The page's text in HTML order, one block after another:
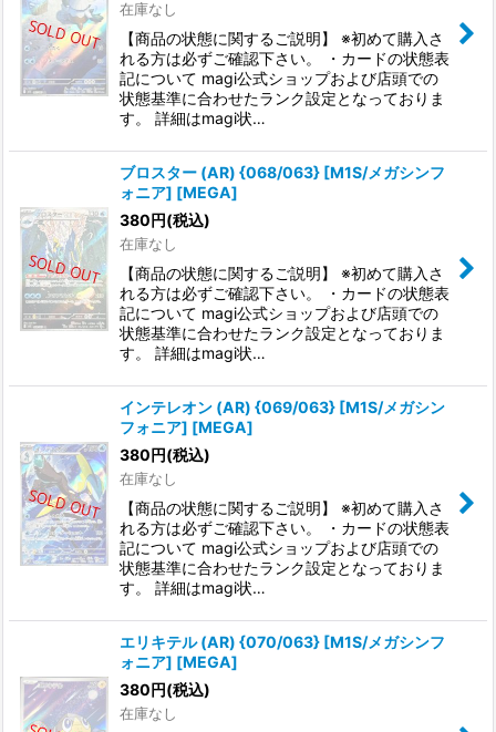
在庫なし
【商品の状態に関するご説明】 ※初めて購入さ
れる方は必ずご確認下さい。 ・カードの状態表
記について magi公式ショップおよび店頭での
状態基準に合わせたランク設定となっておりま
す。 詳細はmagi状…
ブロスター (AR) {068/063} [M1S/メガシンフ
ォニア] [MEGA]
380円(税込)
在庫なし
【商品の状態に関するご説明】 ※初めて購入さ
れる方は必ずご確認下さい。 ・カードの状態表
記について magi公式ショップおよび店頭での
状態基準に合わせたランク設定となっておりま
す。 詳細はmagi状…
インテレオン (AR) {069/063} [M1S/メガシン
フォニア] [MEGA]
380円(税込)
在庫なし
【商品の状態に関するご説明】 ※初めて購入さ
れる方は必ずご確認下さい。 ・カードの状態表
記について magi公式ショップおよび店頭での
状態基準に合わせたランク設定となっておりま
す。 詳細はmagi状…
エリキテル (AR) {070/063} [M1S/メガシンフ
ォニア] [MEGA]
380円(税込)
在庫なし